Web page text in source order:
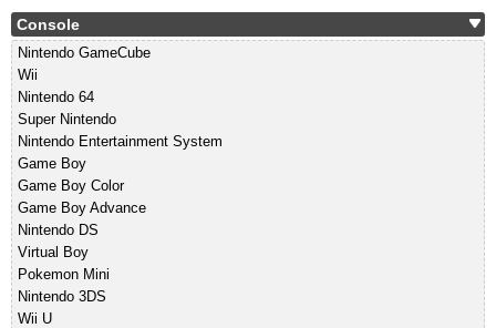
Console
Nintendo GameCube
Wii
Nintendo 64
Super Nintendo
Nintendo Entertainment System
Game Boy
Game Boy Color
Game Boy Advance
Nintendo DS
Virtual Boy
Pokemon Mini
Nintendo 3DS
Wii U